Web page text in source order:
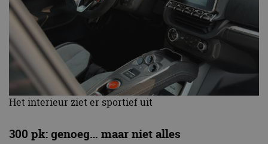
Het interieur ziet er sportief uit
300 pk: genoeg… maar niet alles